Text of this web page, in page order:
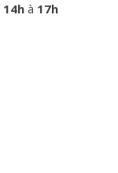
14h à 17h